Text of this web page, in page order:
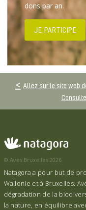
dons par an.
JE PARTICIPE
Allez sur le site web
© Aves Bruxelles 2026
Natagora a pour but de
Wallonie et à Bruxelles.
dégradation de la
la nature, en équilibre